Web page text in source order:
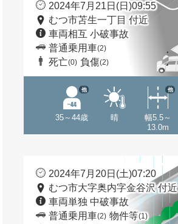
2024年7月21日(日)09:55
むつ市苫生一丁目 付近
車両相互 小破事故
普通乗用車(2)
死亡(0) 負傷(2)
35～44歳
他
晴
幅5.5～
13.0m
他
2024年7月20日(土)07:20
むつ市大字奥内字金谷沢 付近
車両単独 中破事故
普通乗用車(2) 物件等(1)